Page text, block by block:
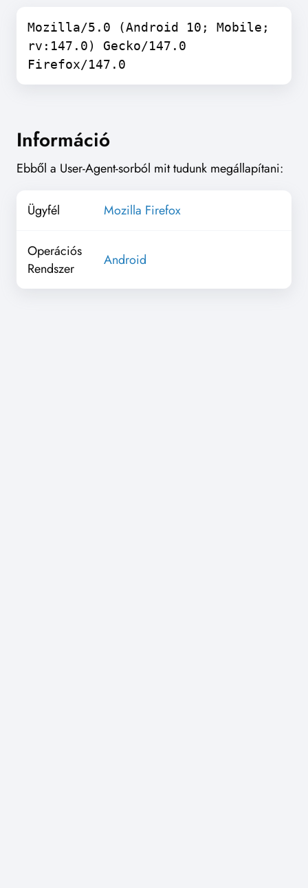
Mozilla/5.0 (Android 10; Mobile;
rv:147.0) Gecko/147.0
Firefox/147.0
Információ
Ebből a User-Agent-sorból mit tudunk megállapítani:
Ügyfél Mozilla Firefox
Operációs
Rendszer
Android